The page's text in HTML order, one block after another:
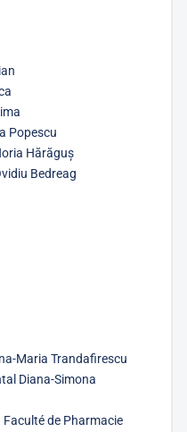
Popescu
Hărăguș
Bedreag
Maria Trandafirescu
Diana-Simona
de Pharmacie